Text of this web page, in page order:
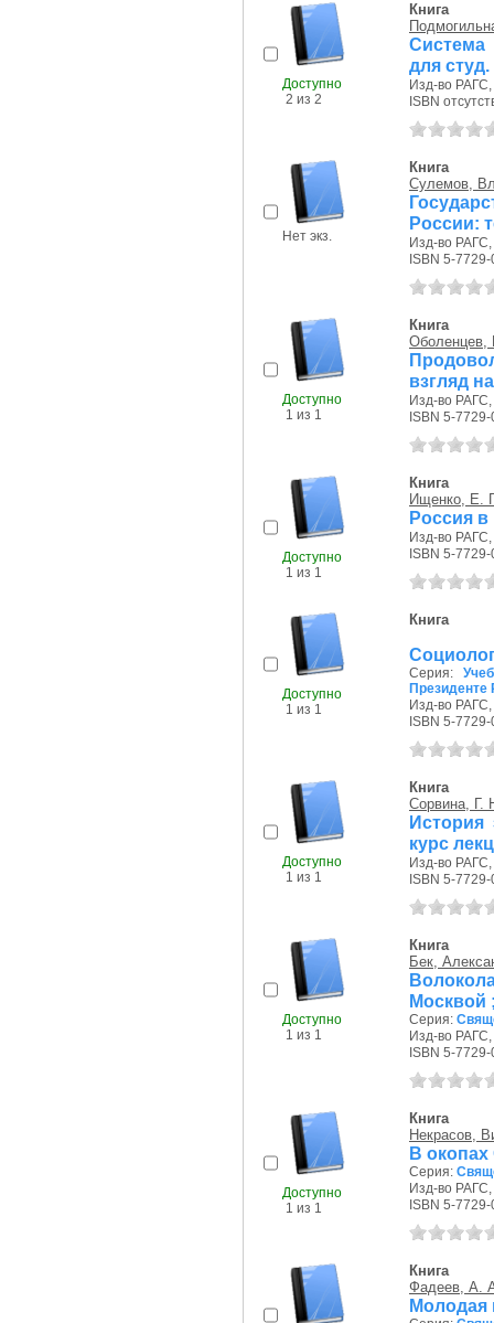
Доступно
2 из 2
Книга
Система
для
Изд-во РАГС,
ISBN
Нет экз.
Книга
Сулемов,
России:
Изд-во РАГС,
ISBN 5-
Доступно
1 из 1
Книга
Оболенцев,
взгляд
Изд-во РАГС,
ISBN 5-
Доступно
1 из 1
Книга
Ищенко, Е.
Россия
Изд-во РАГС,
ISBN 5-
Доступно
1 из 1
Книга
Серия:
Президенте
Изд-во РАГС,
ISBN 5-
Доступно
1 из 1
Книга
Сорвина, Г.
История
курс
Изд-во РАГС,
ISBN 5-
Доступно
1 из 1
Книга
Бек,
Москвой
Серия:
Изд-во РАГС,
ISBN 5-
Доступно
1 из 1
Книга
Некрасов,
В окопах
Серия:
Изд-во РАГС,
ISBN 5-
Книга
Фадеев, А.
Молодая